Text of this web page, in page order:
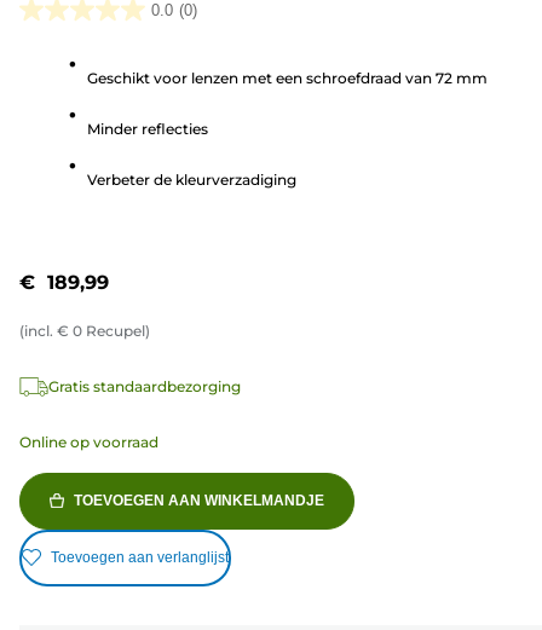
0.0 (0)
0.0
sterren.
Geschikt voor lenzen met een schroefdraad van 72 mm
Minder reflecties
Verbeter de kleurverzadiging
€ 189,99
(incl. € 0 Recupel)
Gratis standaardbezorging
Online op voorraad
TOEVOEGEN AAN WINKELMANDJE
Toevoegen aan verlanglijst